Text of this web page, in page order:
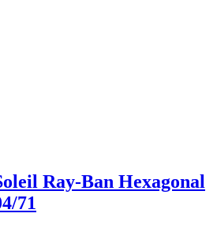
Ray-Ban Hexagonal
71